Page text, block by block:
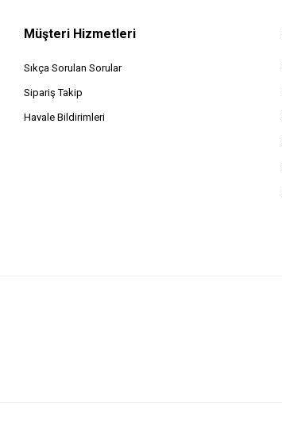
Müşteri Hizmetleri
Sıkça Sorulan Sorular
Sipariş Takip
Havale Bildirimleri